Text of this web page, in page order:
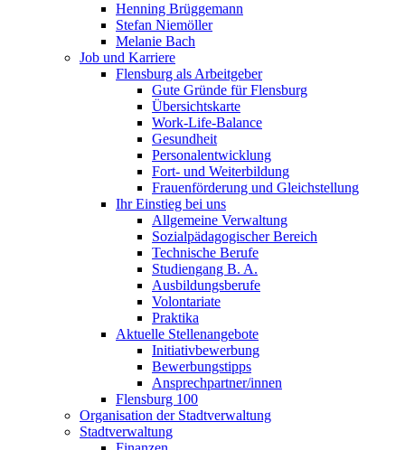
Henning Brüggemann
Stefan Niemöller
Melanie Bach
Job und Karriere
Flensburg als Arbeitgeber
Gute Gründe für Flensburg
Übersichtskarte
Work-Life-Balance
Gesundheit
Personalentwicklung
Fort- und Weiterbildung
Frauenförderung und Gleichstellung
Ihr Einstieg bei uns
Allgemeine Verwaltung
Sozialpädagogischer Bereich
Technische Berufe
Studiengang B. A.
Ausbildungsberufe
Volontariate
Praktika
Aktuelle Stellenangebote
Initiativbewerbung
Bewerbungstipps
Ansprechpartner/innen
Flensburg 100
Organisation der Stadtverwaltung
Stadtverwaltung